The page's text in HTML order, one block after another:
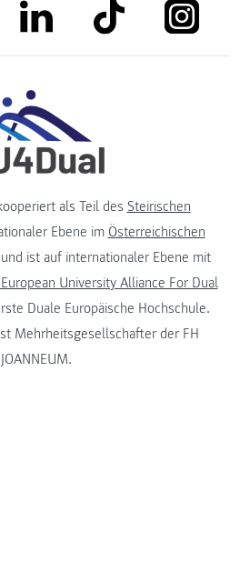
youtubelink to linkedinlink to tiktok
als Teil des Steirischen
Ebene im Österreichischen
ist auf internationaler Ebene mit
University Alliance For Dual
Duale Europäische Hochschule.
Mehrheitsgesellschafter der FH
JOANNEUM.